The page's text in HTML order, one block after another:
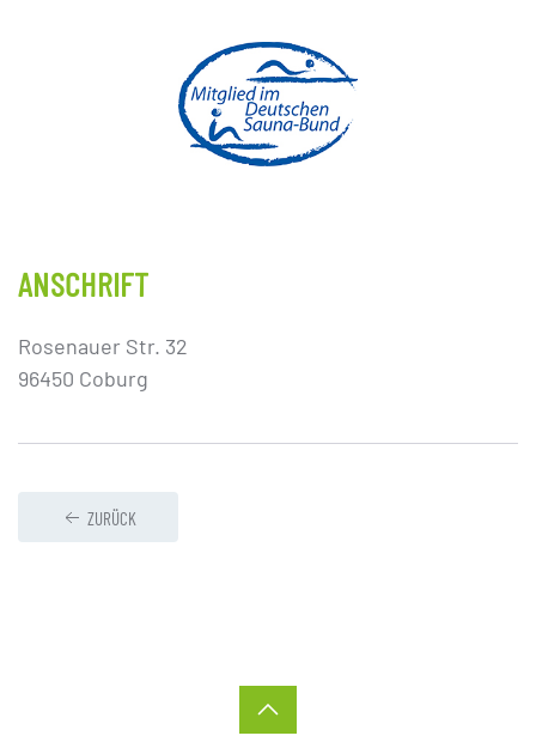
ANSCHRIFT
Rosenauer Str. 32
96450 Coburg
ZURÜCK